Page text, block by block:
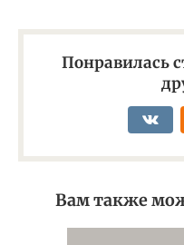
Понравилась
Вам также